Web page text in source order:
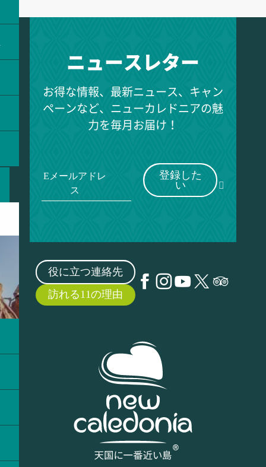
ニュースレター
お得な情報、最新ニュース、キャン
ペーンなど、ニューカレドニアの魅
力を毎月お届け！
Eメールアドレ
ス
登録した
い
役に立つ連絡先
訪れる11の理由